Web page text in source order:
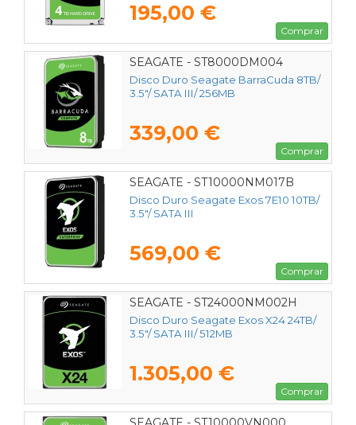
195,00 €
Comprar
SEAGATE - ST8000DM004
Disco Duro Seagate BarraCuda 8TB/
3.5"/ SATA III/ 256MB
339,00 €
Comprar
SEAGATE - ST10000NM017B
Disco Duro Seagate Exos 7E10 10TB/
3.5"/ SATA III
569,00 €
Comprar
SEAGATE - ST24000NM002H
Disco Duro Seagate Exos X24 24TB/
3.5"/ SATA III/ 512MB
1.305,00 €
Comprar